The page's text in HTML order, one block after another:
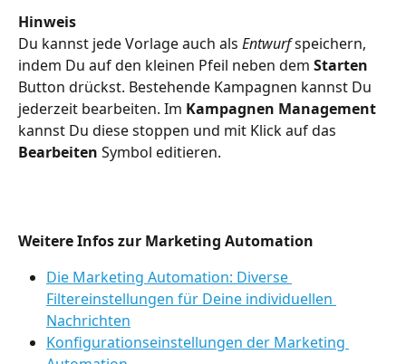
Hinweis
Du kannst jede Vorlage auch als Entwurf speichern,
indem Du auf den kleinen Pfeil neben dem Starten
Button drückst. Bestehende Kampagnen kannst Du
jederzeit bearbeiten. Im Kampagnen Management
kannst Du diese stoppen und mit Klick auf das
Bearbeiten Symbol editieren.
Weitere Infos zur Marketing Automation
Die Marketing Automation: Diverse
Filtereinstellungen für Deine individuellen
Nachrichten
Konfigurationseinstellungen der Marketing